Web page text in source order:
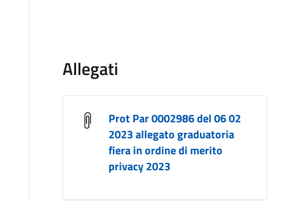
Allegati
Prot Par 0002986 del 06 02
2023 allegato graduatoria
fiera in ordine di merito
privacy 2023